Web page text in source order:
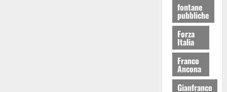
fontane
pubbliche
Forza
Italia
Franco
Ancona
Gianfranco